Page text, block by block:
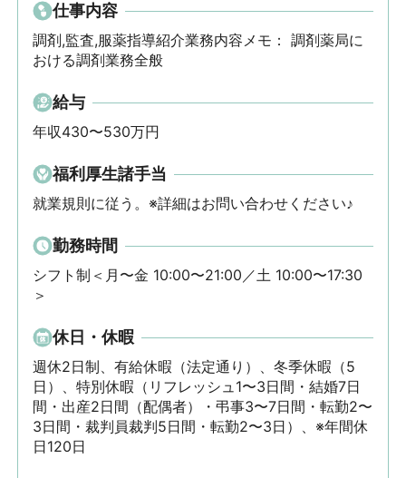
仕事内容
調剤,監査,服薬指導紹介業務内容メモ： 調剤薬局に
おける調剤業務全般
給与
年収430〜530万円
福利厚生諸手当
就業規則に従う。※詳細はお問い合わせください♪
勤務時間
シフト制＜月〜金 10:00〜21:00／土 10:00〜17:30
＞
休日・休暇
週休2日制、有給休暇（法定通り）、冬季休暇（5
日）、特別休暇（リフレッシュ1〜3日間・結婚7日
間・出産2日間（配偶者）・弔事3〜7日間・転勤2〜
3日間・裁判員裁判5日間・転勤2〜3日）、※年間休
日120日